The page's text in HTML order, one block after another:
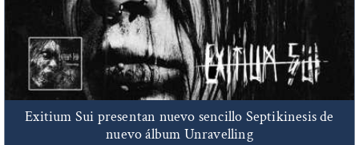
Exitium Sui presentan nuevo sencillo Septikinesis de
nuevo álbum Unravelling